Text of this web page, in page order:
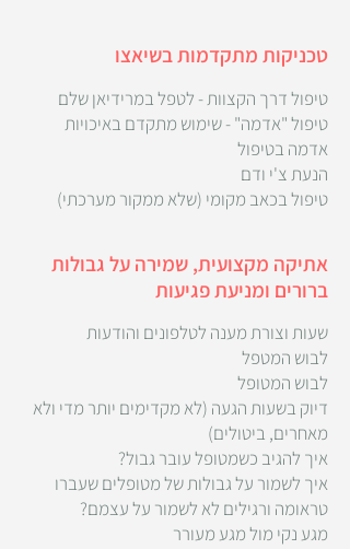
טכניקות מתקדמות בשיאצו
טיפול דרך הקצוות - לטפל במרידיאן שלם
טיפול "אדמה" - שימוש מתקדם באיכויות
אדמה בטיפול
הנעת צ'י ודם
טיפול בכאב מקומי (שלא ממקור מערכתי)
אתיקה מקצועית, שמירה על גבולות
ברורים ומניעת פגיעות
שעות וצורת מענה לטלפונים והודעות
לבוש המטפל
לבוש המטופל
דיוק בשעות הגעה (לא מקדימים יותר מדי ולא
מאחרים, ביטולים)
איך להגיב כשמטופל עובר גבול?
איך לשמור על גבולות של מטופלים שעברו
טראומה ורגילים לא לשמור על עצמם?
מגע נקי מול מגע מעורר